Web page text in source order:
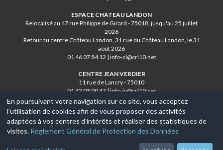
ESPACE CHÂTEAU LANDON
Relocalisé au 47 rue Philippe de Girard - 75018, jusqu'au 25 juillet
2026
Retour au centre Château Landon, 31 rue du Château Landon, le 31
août 2026
01 46 07 84 12 | info-cl@crl10.net
CENTRE JEAN VERDIER
11 rue de Lancry - 75010
01 42 03 00 47 | info-jv@crl10.net
© 2017-2026, Ce site est propulsé par Aniapps.fr
CGV
En poursuivant votre navigation sur ce site, vous acceptez
l'utilisation de cookies afin de vous proposer des activités
adaptées à vos centres d'intérêts et réaliser des statistiques de
visites. Règlement Général de Protection des Données